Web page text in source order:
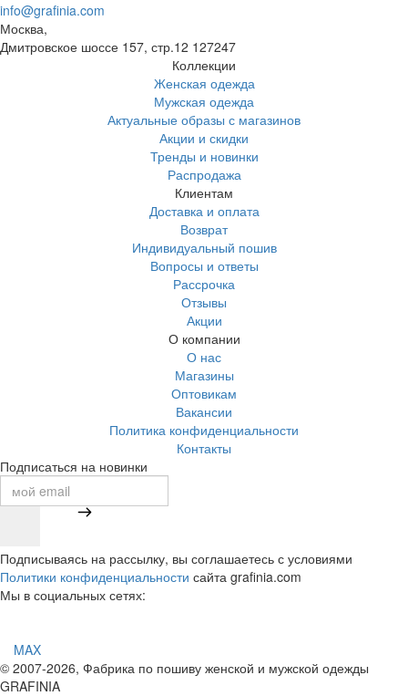
info@grafinia.com
Москва,
Дмитровское шоссе 157, стр.12 127247
Коллекции
Женская одежда
Мужская одежда
Актуальные образы с магазинов
Акции и скидки
Тренды и новинки
Распродажа
Клиентам
Доставка и оплата
Возврат
Индивидуальный пошив
Вопросы и ответы
Рассрочка
Отзывы
Акции
О компании
О нас
Магазины
Оптовикам
Вакансии
Политика конфиденциальности
Контакты
Подписаться на новинки
Подписываясь на рассылку, вы соглашаетесь с условиями
Политики конфиденциальности сайта grafinia.com
Мы в социальных сетях:
MAX
© 2007-2026, Фабрика по пошиву женской и мужской одежды
GRAFINIA